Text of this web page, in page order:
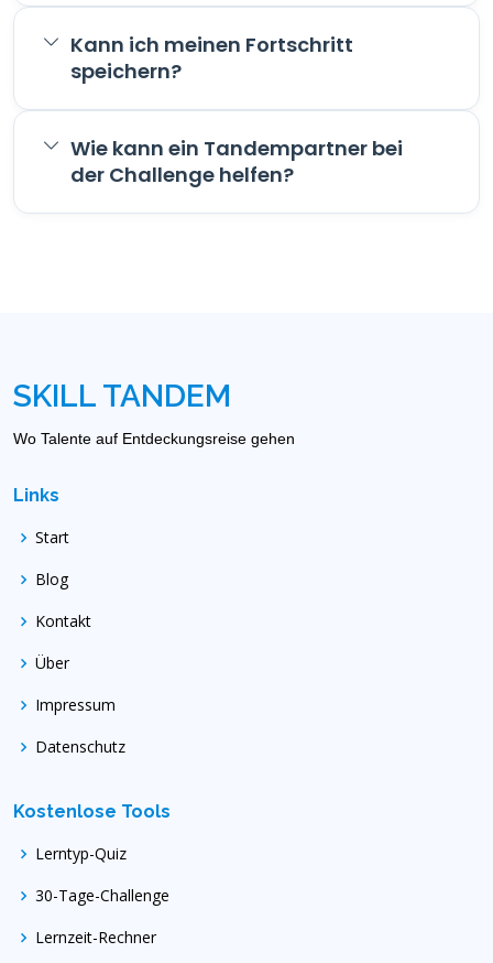
Kann ich meinen Fortschritt
speichern?
Wie kann ein Tandempartner bei
der Challenge helfen?
SKILL TANDEM
Wo Talente auf Entdeckungsreise gehen
Links
Start
Blog
Kontakt
Über
Impressum
Datenschutz
Kostenlose Tools
Lerntyp-Quiz
30-Tage-Challenge
Lernzeit-Rechner